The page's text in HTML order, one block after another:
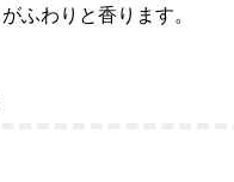
ふわりと香ります。